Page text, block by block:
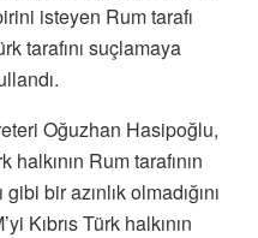
isteyen Rum tarafı
tarafını suçlamaya
Oğuzhan Hasipoğlu,
halkının Rum tarafının
bir azınlık olmadığını
Kıbrıs Türk halkının